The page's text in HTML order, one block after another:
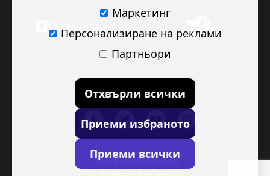
Проект на
Маркетинг
Персонализиране на реклами
Партньори
Отхвърли всички
Приеми избраното
Приеми всички